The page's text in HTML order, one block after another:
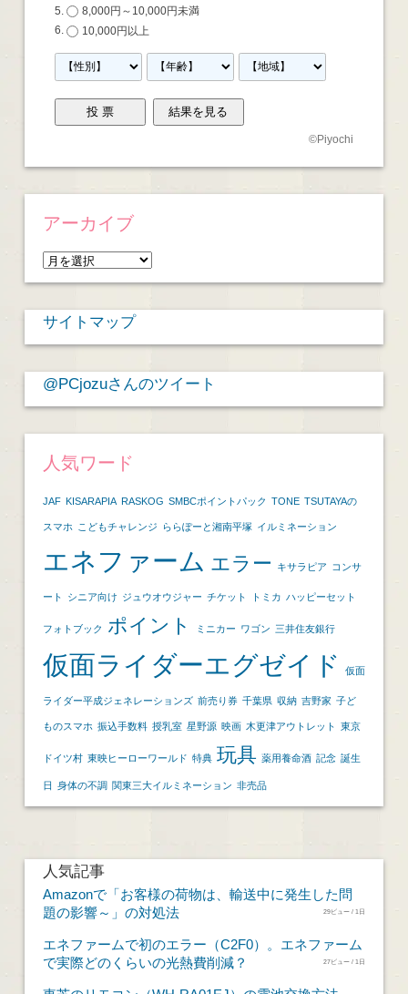
8,000円～10,000円未満
10,000円以上
©Piyochi
アーカイブ
ア
ー
カ
イ
サイトマップ
@PCjozuさんのツイート
人気ワード
JAF KISARAPIA RASKOG SMBCポイントパック TONE TSUTAYAの
スマホ こどもチャレンジ ららぽーと湘南平塚 イルミネーション
エネファーム エラー キサラピア コンサ
ート シニア向け ジュウオウジャー チケット トミカ ハッピーセット
フォトブック ポイント ミニカー ワゴン 三井住友銀行
仮面ライダーエグゼイド 仮面
ライダー平成ジェネレーションズ 前売り券 千葉県 収納 吉野家 子ど
ものスマホ 振込手数料 授乳室 星野源 映画 木更津アウトレット 東京
ドイツ村 東映ヒーローワールド 特典 玩具 薬用養命酒 記念 誕生
日 身体の不調 関東三大イルミネーション 非売品
人気記事
Amazonで「お客様の荷物は、輸送中に発生した問
題の影響～」の対処法
29ビュー / 1日
エネファームで初のエラー（C2F0）。エネファーム
で実際どのくらいの光熱費削減？
27ビュー / 1日